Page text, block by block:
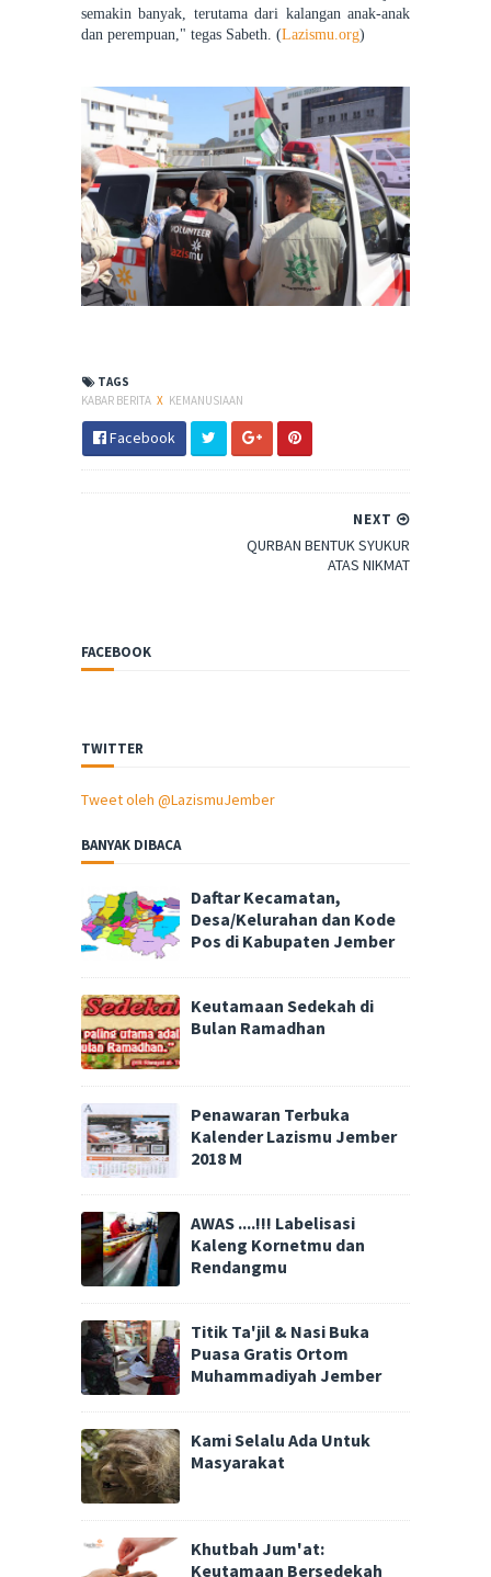
semakin banyak, terutama dari kalangan anak-anak
dan perempuan," tegas Sabeth. (Lazismu.org)
TAGS
KABAR BERITA X KEMANUSIAAN
Facebook
NEXT
QURBAN BENTUK SYUKUR
ATAS NIKMAT
FACEBOOK
TWITTER
Tweet oleh @LazismuJember
BANYAK DIBACA
Daftar Kecamatan,
Desa/Kelurahan dan Kode
Pos di Kabupaten Jember
Keutamaan Sedekah di
Bulan Ramadhan
Penawaran Terbuka
Kalender Lazismu Jember
2018 M
AWAS ....!!! Labelisasi
Kaleng Kornetmu dan
Rendangmu
Titik Ta'jil & Nasi Buka
Puasa Gratis Ortom
Muhammadiyah Jember
Kami Selalu Ada Untuk
Masyarakat
Khutbah Jum'at:
Keutamaan Bersedekah